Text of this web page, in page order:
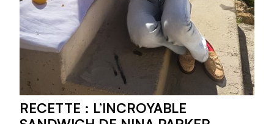
RECETTE : L’INCROYABLE